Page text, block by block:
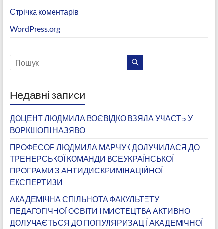
Стрічка коментарів
WordPress.org
Недавні записи
ДОЦЕНТ ЛЮДМИЛА ВОЄВІДКО ВЗЯЛА УЧАСТЬ У
ВОРКШОПІ НАЗЯВО
ПРОФЕСОР ЛЮДМИЛА МАРЧУК ДОЛУЧИЛАСЯ ДО
ТРЕНЕРСЬКОЇ КОМАНДИ ВСЕУКРАЇНСЬКОЇ
ПРОГРАМИ З АНТИДИСКРИМІНАЦІЙНОЇ
ЕКСПЕРТИЗИ
АКАДЕМІЧНА СПІЛЬНОТА ФАКУЛЬТЕТУ
ПЕДАГОГІЧНОЇ ОСВІТИ І МИСТЕЦТВА АКТИВНО
ДОЛУЧАЄТЬСЯ ДО ПОПУЛЯРИЗАЦІЇ АКАДЕМІЧНОЇ